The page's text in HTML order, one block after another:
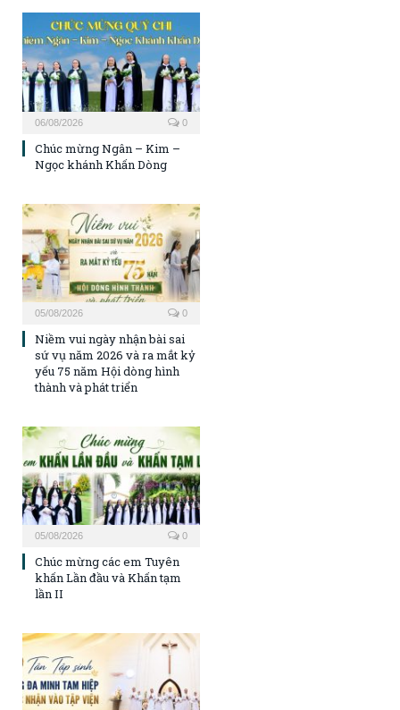
06/08/2026 0
Chúc mừng Ngân – Kim –
Ngọc khánh Khấn Dòng
05/08/2026 0
Niềm vui ngày nhận bài sai
sứ vụ năm 2026 và ra mắt kỷ
yếu 75 năm Hội dòng hình
thành và phát triển
05/08/2026 0
Chúc mừng các em Tuyên
khấn Lần đầu và Khấn tạm
lần II